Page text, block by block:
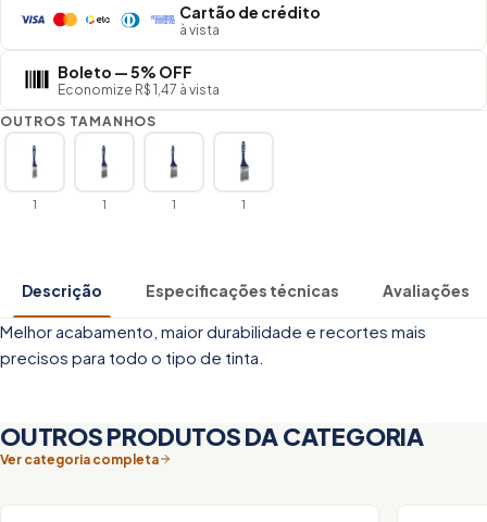
Cartão de crédito
à vista
Boleto — 5% OFF
Economize R$ 1,47 à vista
OUTROS TAMANHOS
1 1 1 1
Descrição Especificações técnicas Avaliações
Melhor acabamento, maior durabilidade e recortes mais
precisos para todo o tipo de tinta.
OUTROS PRODUTOS DA CATEGORIA
Ver categoria completa